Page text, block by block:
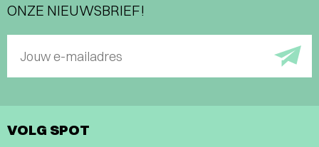
ONZE NIEUWSBRIEF!
Jouw e-mailadres
VOLG SPOT